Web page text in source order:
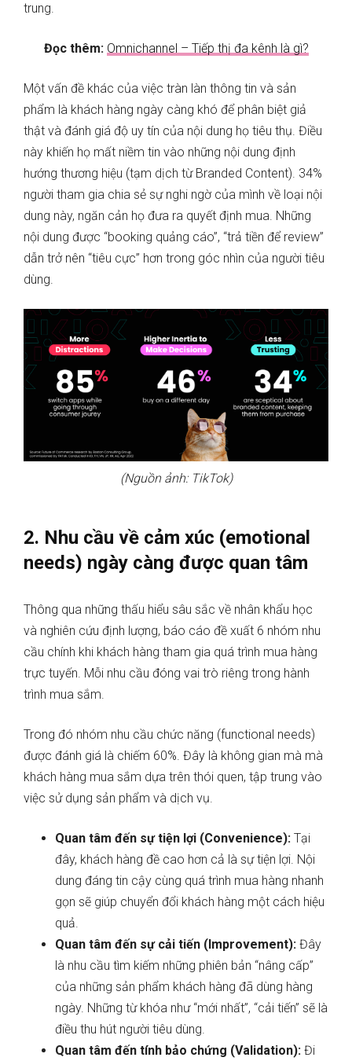
trung.
Đọc thêm: Omnichannel – Tiếp thị đa kênh là gì?
Một vấn đề khác của việc tràn làn thông tin và sản
phẩm là khách hàng ngày càng khó để phân biệt giả
thật và đánh giá độ uy tín của nội dung họ tiêu thụ. Điều
này khiến họ mất niềm tin vào những nội dung định
hướng thương hiệu (tạm dịch từ Branded Content). 34%
người tham gia chia sẻ sự nghi ngờ của mình về loại nội
dung này, ngăn cản họ đưa ra quyết định mua. Những
nội dung được “booking quảng cáo”, “trả tiền để review”
dẫn trở nên “tiêu cực” hơn trong góc nhìn của người tiêu
dùng.
(Nguồn ảnh: TikTok)
2. Nhu cầu về cảm xúc (emotional
needs) ngày càng được quan tâm
Thông qua những thấu hiểu sâu sắc về nhân khẩu học
và nghiên cứu định lượng, báo cáo đề xuất 6 nhóm nhu
cầu chính khi khách hàng tham gia quá trình mua hàng
trực tuyến. Mỗi nhu cầu đóng vai trò riêng trong hành
trình mua sắm.
Trong đó nhóm nhu cầu chức năng (functional needs)
được đánh giá là chiếm 60%. Đây là không gian mà mà
khách hàng mua sắm dựa trên thói quen, tập trung vào
việc sử dụng sản phẩm và dịch vụ.
Quan tâm đến sự tiện lợi (Convenience): Tại
đây, khách hàng đề cao hơn cả là sự tiện lợi. Nội
dung đáng tin cậy cùng quá trình mua hàng nhanh
gọn sẽ giúp chuyển đổi khách hàng một cách hiệu
quả.
Quan tâm đến sự cải tiến (Improvement): Đây
là nhu cầu tìm kiếm những phiên bản “nâng cấp”
của những sản phẩm khách hàng đã dùng hàng
ngày. Những từ khóa như “mới nhất”, “cải tiến” sẽ là
điều thu hút người tiêu dùng.
Quan tâm đến tính bảo chứng (Validation): Đi